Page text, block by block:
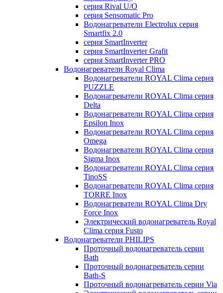
серия Rival U/О
серия Sensomatic Pro
Водонагреватели Electrolux серия
Smartfix 2.0
серия SmartInverter
серия SmartInverter Grafit
серия SmartInverter PRO
Водонагреватели Royal Clima
Водонагреватели ROYAL Clima серия
PUZZLE
Водонагреватели ROYAL Clima серия
Delta
Водонагреватели ROYAL Clima серия
Epsilon Inox
Водонагреватели ROYAL Clima серия
Omega
Водонагреватели ROYAL Clima серия
Sigma Inox
Водонагреватели ROYAL Clima серия
TinoSS
Водонагреватели ROYAL Clima серия
TORRE Inox
Водонагреватели ROYAL Clima Dry
Force Inox
Электрический водонагреватель Royal
Clima серия Fusto
Водонагреватели PHILIPS
Проточный водонагреватель серии
Bath
Проточный водонагреватель серии
Bath-S
Проточный водонагреватель серии Via